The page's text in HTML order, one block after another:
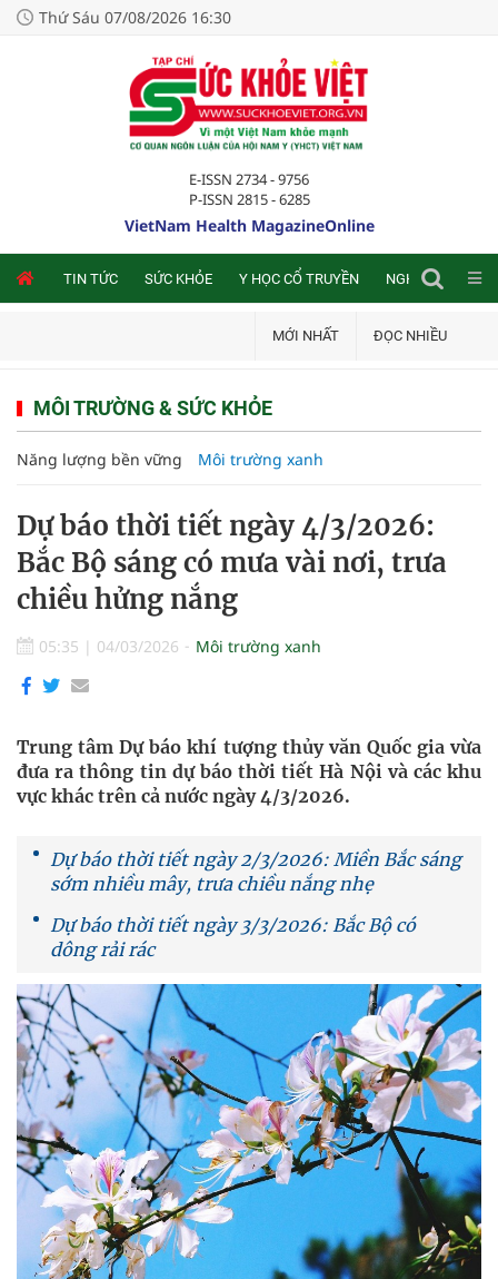
Thứ Sáu 07/08/2026 16:30
E-ISSN 2734 - 9756
P-ISSN 2815 - 6285
VietNam Health MagazineOnline
TIN TỨC SỨC KHỎE Y HỌC CỔ TRUYỀN NGHIÊN CỨU
MỚI NHẤT ĐỌC NHIỀU
MÔI TRƯỜNG & SỨC KHỎE
Năng lượng bền vững Môi trường xanh
Dự báo thời tiết ngày 4/3/2026:
Bắc Bộ sáng có mưa vài nơi, trưa
chiều hửng nắng
05:35 | 04/03/2026 Môi trường xanh
Trung tâm Dự báo khí tượng thủy văn Quốc gia vừa
đưa ra thông tin dự báo thời tiết Hà Nội và các khu
vực khác trên cả nước ngày 4/3/2026.
Dự báo thời tiết ngày 2/3/2026: Miền Bắc sáng
sớm nhiều mây, trưa chiều nắng nhẹ
Dự báo thời tiết ngày 3/3/2026: Bắc Bộ có
dông rải rác